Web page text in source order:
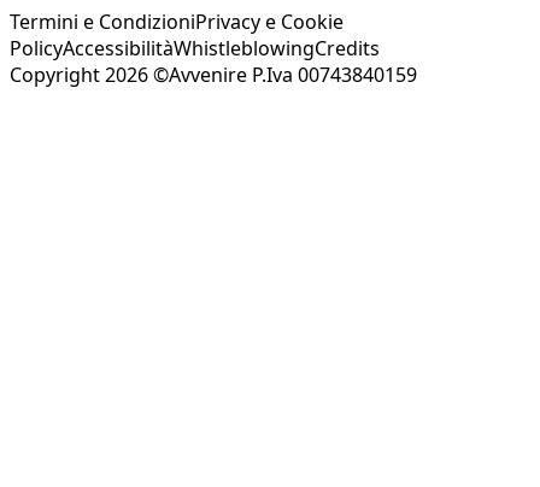
Termini e CondizioniPrivacy e Cookie
PolicyAccessibilitàWhistleblowingCredits
Copyright 2026 ©Avvenire P.Iva 00743840159